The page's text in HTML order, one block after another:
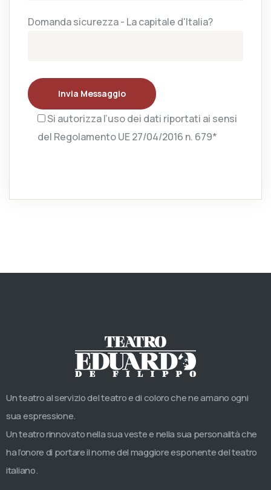
Domanda sicurezza - La capitale d'Italia?
Invia Messaggio
Si autorizza l’uso dei dati riportati ai sensi
del Regolamento UE 27/04/2016 n. 679*
Un teatro al servizio del teatro e di coloro che ne amano ogni
sua espressione.
Un teatro rinnovato nella sua veste e nella sua personalità che
ha l’onore di portare il nome del maggiore esponente del teatro
italiano.